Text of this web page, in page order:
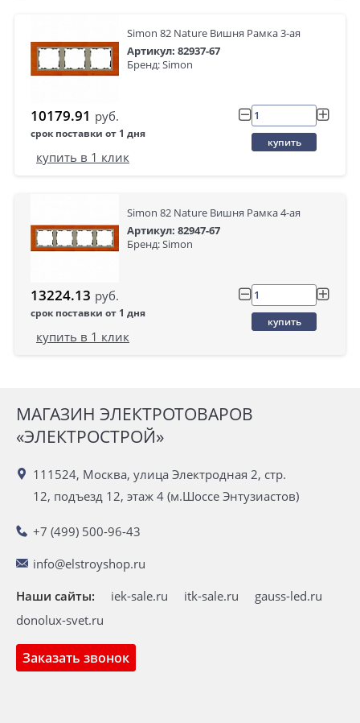
Simon 82 Nature Вишня Рамка 3-ая
Артикул: 82937-67
Бренд: Simon
10179.91 руб.
срок поставки от 1 дня
купить
купить в 1 клик
Simon 82 Nature Вишня Рамка 4-ая
Артикул: 82947-67
Бренд: Simon
13224.13 руб.
срок поставки от 1 дня
купить
купить в 1 клик
МАГАЗИН ЭЛЕКТРОТОВАРОВ
«ЭЛЕКТРОСТРОЙ»
111524, Москва, улица Электродная 2, стр.
12, подъезд 12, этаж 4 (м.Шоссе Энтузиастов)
+7 (499) 500-96-43
info@elstroyshop.ru
Заказать звонок
Наши сайты: iek-sale.ru itk-sale.ru
gauss-led.ru
donolux-svet.ru